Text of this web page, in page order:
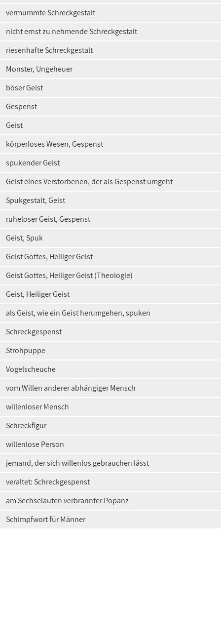
vermummte Schreckgestalt
nicht ernst zu nehmende Schreckgestalt
riesenhafte Schreckgestalt
Monster, Ungeheuer
böser Geist
Gespenst
Geist
körperloses Wesen, Gespenst
spukender Geist
Geist eines Verstorbenen, der als Gespenst umgeht
Spukgestalt, Geist
ruheloser Geist, Gespenst
Geist, Spuk
Geist Gottes, Heiliger Geist
Geist Gottes, Heiliger Geist (Theologie)
Geist, Heiliger Geist
als Geist, wie ein Geist herumgehen, spuken
Schreckgespenst
Strohpuppe
Vogelscheuche
vom Willen anderer abhängiger Mensch
willenloser Mensch
Schreckfigur
willenlose Person
jemand, der sich willenlos gebrauchen lässt
veraltet: Schreckgespenst
am Sechseläuten verbrannter Popanz
Schimpfwort für Männer